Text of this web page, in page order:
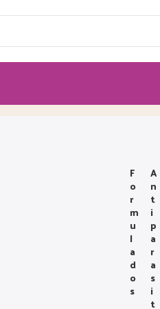
F
O
R
M
U
L
A
D
O
S
A
N
T
I
P
A
R
A
S
I
T